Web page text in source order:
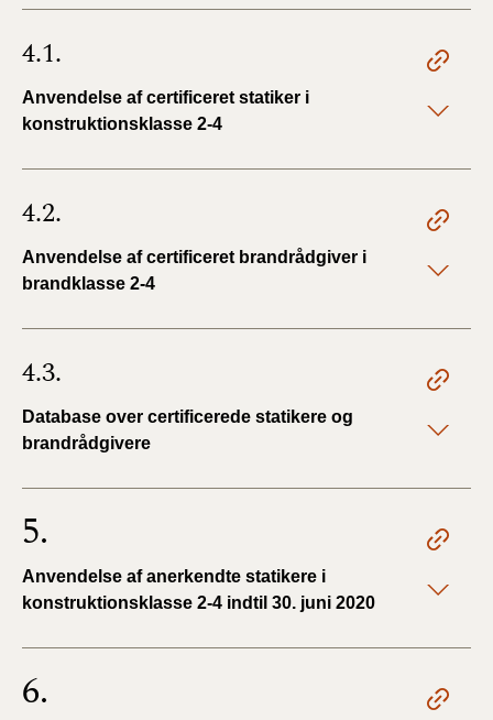
4.1.
Anvendelse af certificeret statiker i
konstruktionsklasse 2-4
4.2.
Anvendelse af certificeret brandrådgiver i
brandklasse 2-4
4.3.
Database over certificerede statikere og
brandrådgivere
5.
Anvendelse af anerkendte statikere i
konstruktionsklasse 2-4 indtil 30. juni 2020
6.